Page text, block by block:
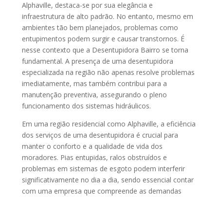
Alphaville, destaca-se por sua elegância e
infraestrutura de alto padrão. No entanto, mesmo em
ambientes tão bem planejados, problemas como
entupimentos podem surgir e causar transtornos. É
nesse contexto que a Desentupidora Bairro se torna
fundamental. A presença de uma desentupidora
especializada na região não apenas resolve problemas
imediatamente, mas também contribui para a
manutenção preventiva, assegurando o pleno
funcionamento dos sistemas hidráulicos.
Em uma região residencial como Alphaville, a eficiência
dos serviços de uma desentupidora é crucial para
manter o conforto e a qualidade de vida dos
moradores. Pias entupidas, ralos obstruídos e
problemas em sistemas de esgoto podem interferir
significativamente no dia a dia, sendo essencial contar
com uma empresa que compreende as demandas